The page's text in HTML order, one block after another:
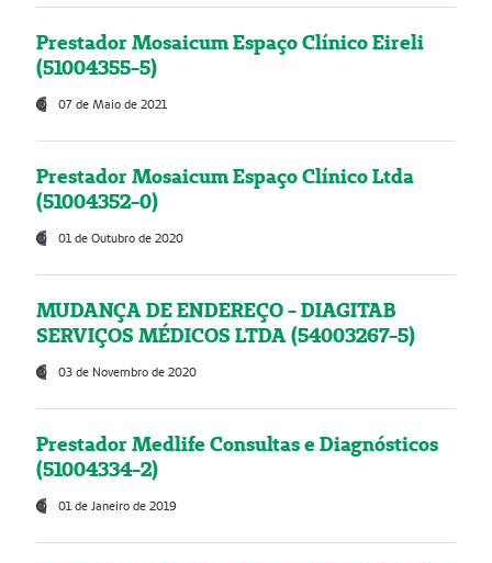
Prestador Mosaicum Espaço Clínico Eireli
(51004355-5)
07 de Maio de 2021
Prestador Mosaicum Espaço Clínico Ltda
(51004352-0)
01 de Outubro de 2020
MUDANÇA DE ENDEREÇO - DIAGITAB
SERVIÇOS MÉDICOS LTDA (54003267-5)
03 de Novembro de 2020
Prestador Medlife Consultas e Diagnósticos
(51004334-2)
01 de Janeiro de 2019